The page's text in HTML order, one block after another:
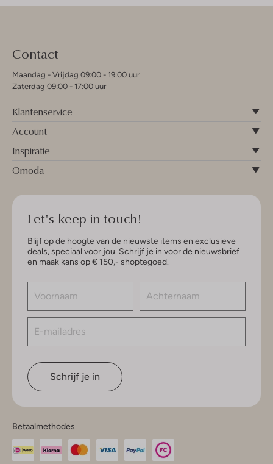
Contact
Maandag - Vrijdag 09:00 - 19:00 uur
Zaterdag 09:00 - 17:00 uur
Klantenservice
Account
Inspiratie
Omoda
Let's keep in touch!
Blijf op de hoogte van de nieuwste items en exclusieve
deals, speciaal voor jou. Schrijf je in voor de nieuwsbrief
en maak kans op € 150,- shoptegoed.
Schrijf je in
Betaalmethodes